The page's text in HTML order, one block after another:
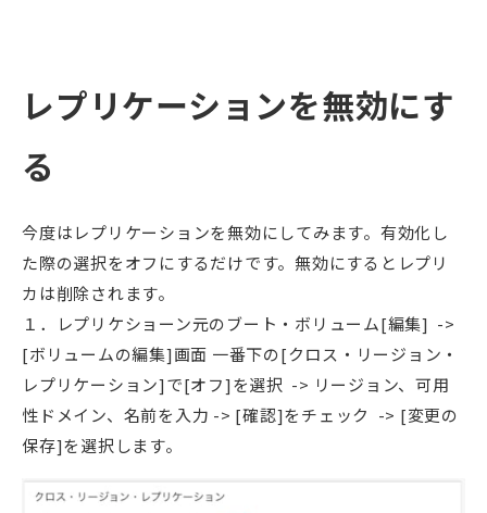
レプリケーションを無効にす
る
今度はレプリケーションを無効にしてみます。有効化し
た際の選択をオフにするだけです。無効にするとレプリ
カは削除されます。
１．レプリケショーン元のブート・ボリューム[編集] ->
[ボリュームの編集]画面 一番下の[クロス・リージョン・
レプリケーション]で[オフ]を選択 -> リージョン、可用
性ドメイン、名前を入力 -> [確認]をチェック -> [変更の
保存]を選択します。